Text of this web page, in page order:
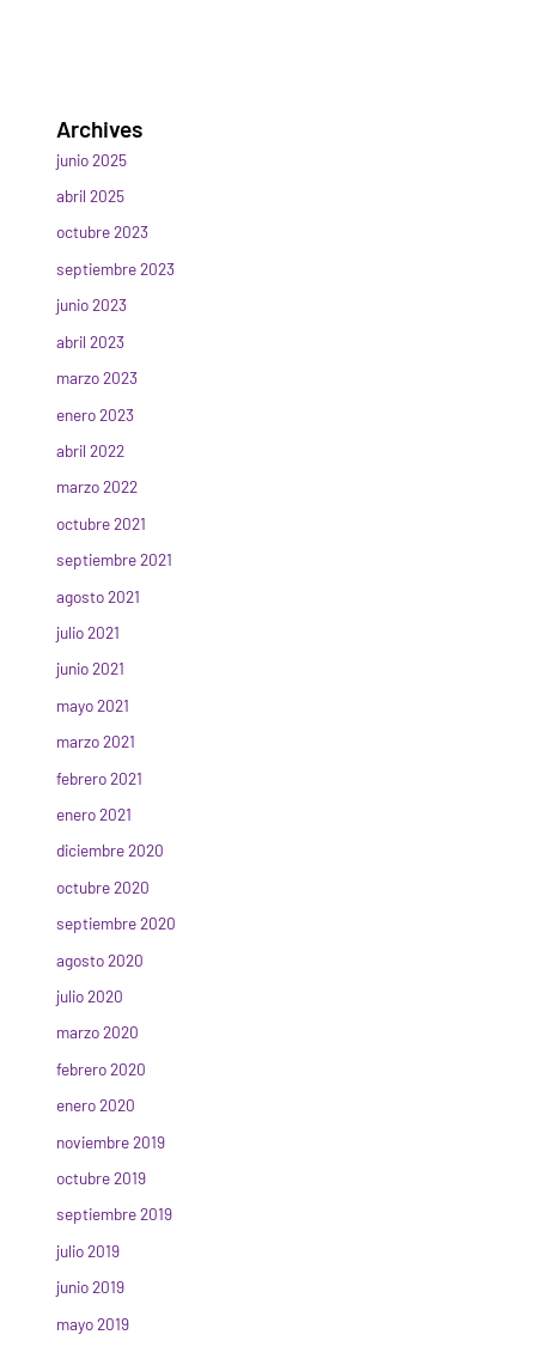
Archives
junio 2025
abril 2025
octubre 2023
septiembre 2023
junio 2023
abril 2023
marzo 2023
enero 2023
abril 2022
marzo 2022
octubre 2021
septiembre 2021
agosto 2021
julio 2021
junio 2021
mayo 2021
marzo 2021
febrero 2021
enero 2021
diciembre 2020
octubre 2020
septiembre 2020
agosto 2020
julio 2020
marzo 2020
febrero 2020
enero 2020
noviembre 2019
octubre 2019
septiembre 2019
julio 2019
junio 2019
mayo 2019